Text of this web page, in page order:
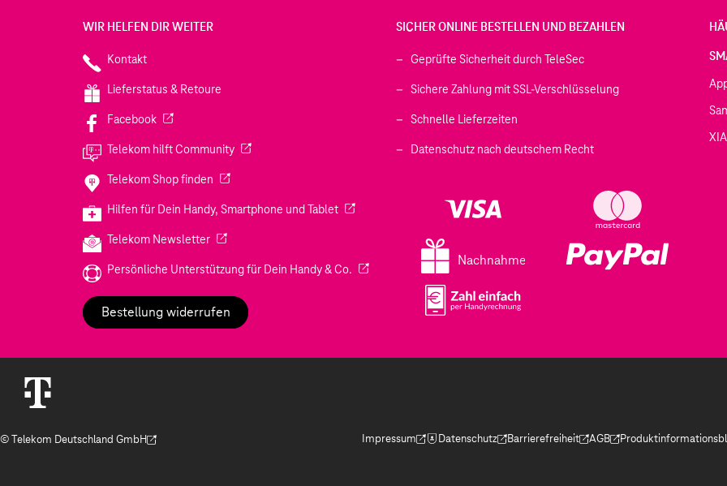
WIR HELFEN DIR WEITER
Kontakt
Lieferstatus & Retoure
Facebook(Wird in einem neuen Tab geöffnet)
Telekom hilft Community(Wird in einem neuen Tab geöffnet)
Telekom Shop finden (Wird in einem neuen Tab geöffnet)
Hilfen für Dein Handy, Smartphone und Tablet(Wird in einem neuen Tab geöffnet)
Telekom Newsletter(Wird in einem neuen Tab geöffnet)
Persönliche Unterstützung für Dein Handy & Co. (Wird in einem neuen Tab geöffnet)
Bestellung widerrufen
SICHER ONLINE BESTELLEN UND BEZAHLEN
Geprüfte Sicherheit durch TeleSec
Sichere Zahlung mit SSL-Verschlüsselung
Schnelle Lieferzeiten
Datenschutz nach deutschem Recht
Nachnahme
© Telekom Deutschland GmbH
(Der Link wird in einem neuen Tab geöffnet)
Impressum
(Der Link wird in einem neuen Tab geöffnet)
Datenschutz
(Der Link wird in einem neuen Tab geöffnet)
Barrierefreiheit
(Der Link wird in einem neuen Tab geöffnet)
AGB
(Der Link wird in einem
(Der Link wird in